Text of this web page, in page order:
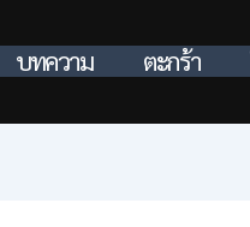
บทความ ตะกร้า